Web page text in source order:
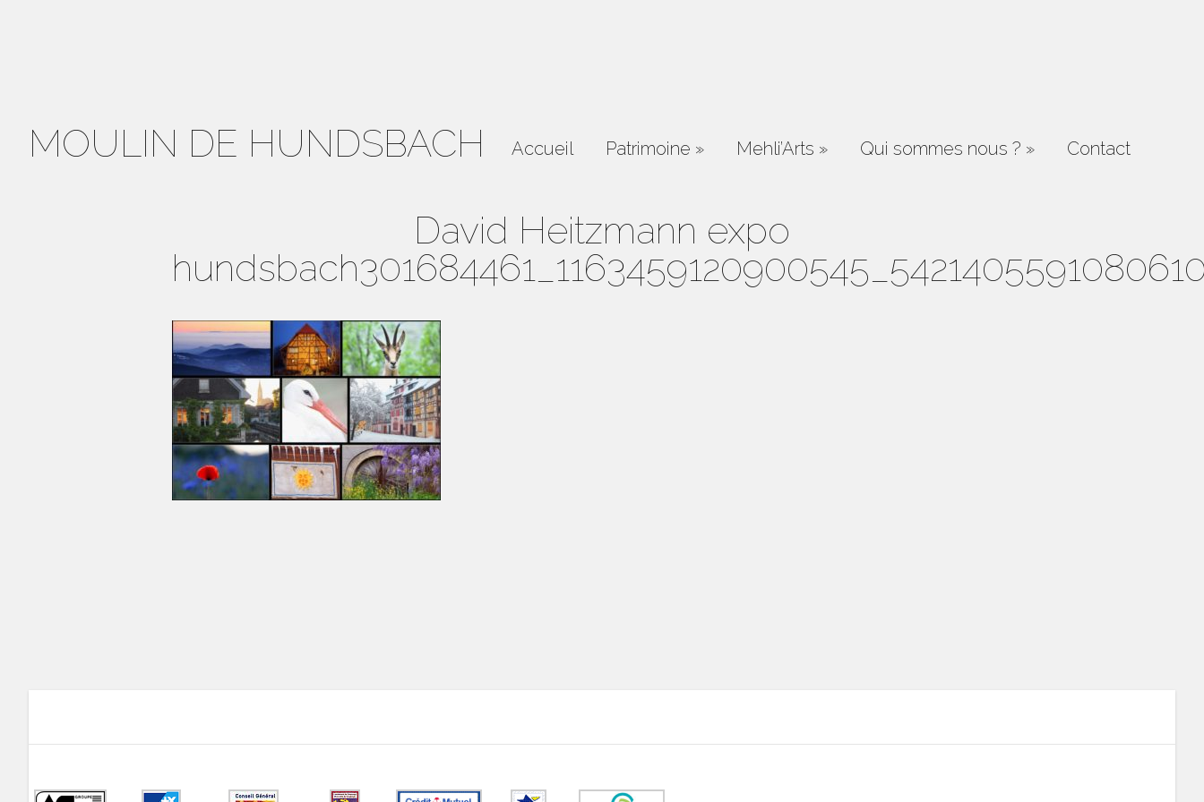
MOULIN DE HUNDSBACH Accueil Patrimoine » Mehli’Arts » Qui sommes nous ? » Contact
David Heitzmann expo